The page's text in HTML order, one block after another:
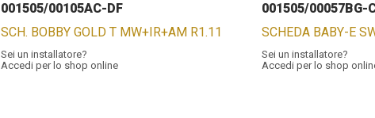
001505/00105AC-DF
SCH. BOBBY GOLD T MW+IR+AM R1.11
Sei un installatore?
Accedi per lo shop online
001505/00057BG-
SCHEDA BABY-E
Sei un installatore?
Accedi per lo shop